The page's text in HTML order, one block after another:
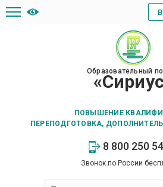
Образовательный
ПОВЫШЕНИЕ
ПЕРЕПОДГОТОВКА,
8 800 250
Звонок по России